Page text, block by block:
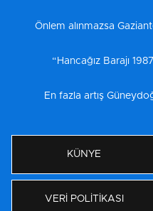
Önlem alınmazsa
“Hancağız Barajı
En fazla artış
KÜNYE
VERİ POLİTİKASI